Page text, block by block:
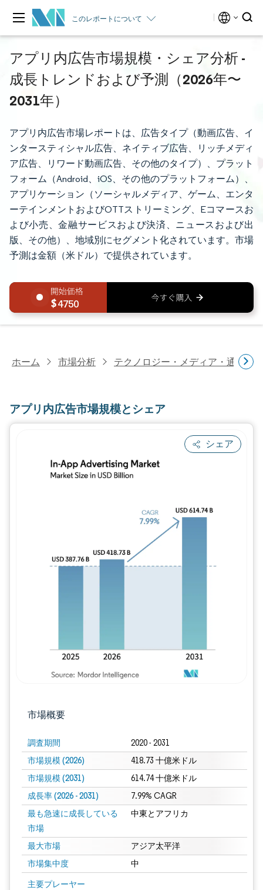
このレポートについて
アプリ内広告市場規模・シェア分析 -
成長トレンドおよび予測（2026年〜
2031年）
アプリ内広告市場レポートは、広告タイプ（動画広告、イ
ンタースティシャル広告、ネイティブ広告、リッチメディ
ア広告、リワード動画広告、その他のタイプ）、プラット
フォーム（Android、iOS、その他のプラットフォーム）、
アプリケーション（ソーシャルメディア、ゲーム、エンタ
ーテインメントおよびOTTストリーミング、Eコマースお
よび小売、金融サービスおよび決済、ニュースおよび出
版、その他）、地域別にセグメント化されています。市場
予測は金額（米ドル）で提供されています。
4750
ホーム 市場分析 テクノロジー・メディア・通信研
アプリ内広告市場規模とシェア
シェア
市場概要
調査期間 2020 - 2031
市場規模 (2026) 418.73 十億米ドル
市場規模 (2031) 614.74 十億米ドル
成長率 (2026 - 2031) 7.99% CAGR
最も急速に成長している
市場
中東とアフリカ
最大市場 アジア太平洋
市場集中度 中
主要プレーヤー
画像 © Mordor Intelligence。再利用にはCC BY 4.0の表示が必要です。